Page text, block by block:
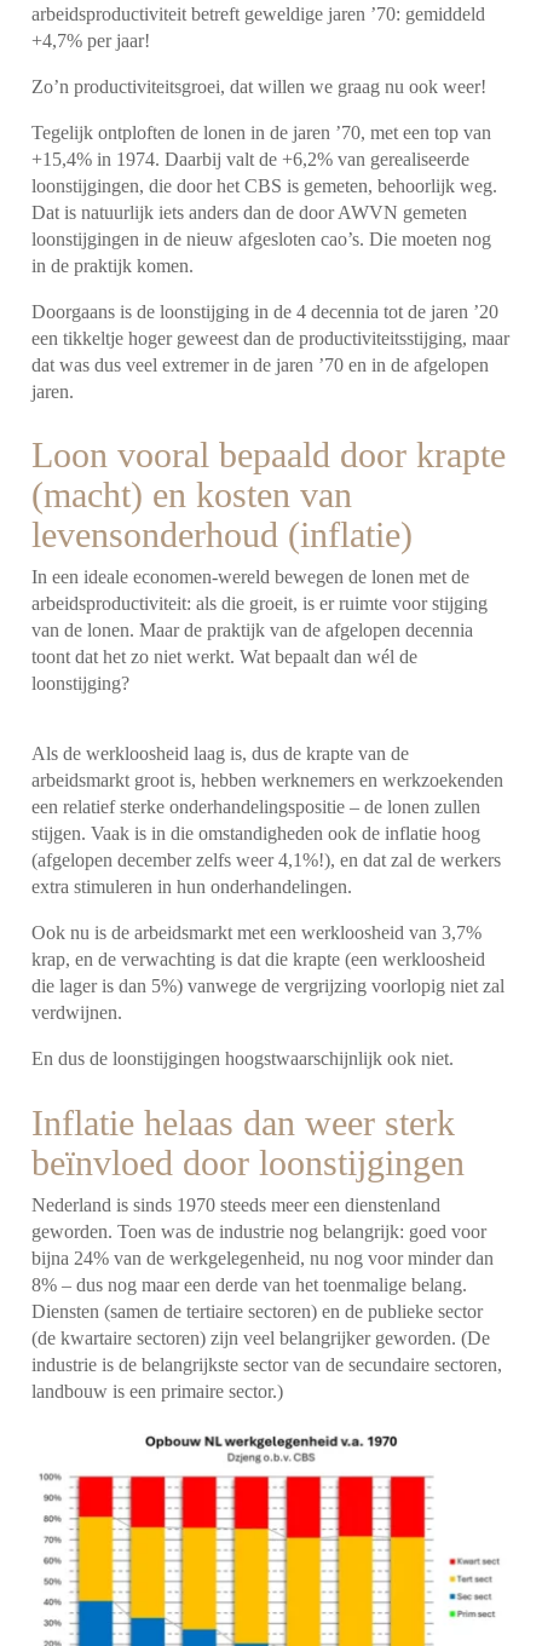
arbeidsproductiviteit betreft geweldige jaren ’70: gemiddeld
+4,7% per jaar!
Zo’n productiviteitsgroei, dat willen we graag nu ook weer!
Tegelijk ontploften de lonen in de jaren ’70, met een top van
+15,4% in 1974. Daarbij valt de +6,2% van gerealiseerde
loonstijgingen, die door het CBS is gemeten, behoorlijk weg.
Dat is natuurlijk iets anders dan de door AWVN gemeten
loonstijgingen in de nieuw afgesloten cao’s. Die moeten nog
in de praktijk komen.
Doorgaans is de loonstijging in de 4 decennia tot de jaren ’20
een tikkeltje hoger geweest dan de productiviteitsstijging, maar
dat was dus veel extremer in de jaren ’70 en in de afgelopen
jaren.
Loon vooral bepaald door krapte
(macht) en kosten van
levensonderhoud (inflatie)
In een ideale economen-wereld bewegen de lonen met de
arbeidsproductiviteit: als die groeit, is er ruimte voor stijging
van de lonen. Maar de praktijk van de afgelopen decennia
toont dat het zo niet werkt. Wat bepaalt dan wél de
loonstijging?
Als de werkloosheid laag is, dus de krapte van de
arbeidsmarkt groot is, hebben werknemers en werkzoekenden
een relatief sterke onderhandelingspositie – de lonen zullen
stijgen. Vaak is in die omstandigheden ook de inflatie hoog
(afgelopen december zelfs weer 4,1%!), en dat zal de werkers
extra stimuleren in hun onderhandelingen.
Ook nu is de arbeidsmarkt met een werkloosheid van 3,7%
krap, en de verwachting is dat die krapte (een werkloosheid
die lager is dan 5%) vanwege de vergrijzing voorlopig niet zal
verdwijnen.
En dus de loonstijgingen hoogstwaarschijnlijk ook niet.
Inflatie helaas dan weer sterk
beïnvloed door loonstijgingen
Nederland is sinds 1970 steeds meer een dienstenland
geworden. Toen was de industrie nog belangrijk: goed voor
bijna 24% van de werkgelegenheid, nu nog voor minder dan
8% – dus nog maar een derde van het toenmalige belang.
Diensten (samen de tertiaire sectoren) en de publieke sector
(de kwartaire sectoren) zijn veel belangrijker geworden. (De
industrie is de belangrijkste sector van de secundaire sectoren,
landbouw is een primaire sector.)